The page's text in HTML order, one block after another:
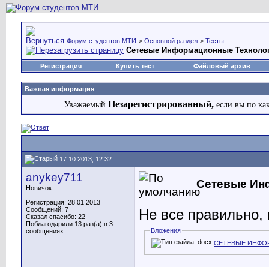
Форум студентов МТИ > Основной раздел > Тесты
Сетевые Информационные
Регистрация Купить тест Файловый архив
Важная информация
Уважаемый Незарегистрированный, если вы по
17.10.2013, 12:32
anykey711
Новичок
Регистрация: 28.01.2013
Сообщений: 7
Сказал спасибо: 22
Поблагодарили 13 раз(а) в 3
сообщениях
Сетевые
Не все правильно,
Вложения
СЕТЕВЫЕ